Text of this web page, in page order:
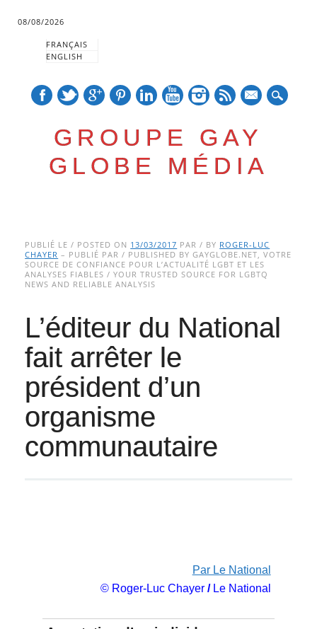
08/08/2026
FRANÇAIS
ENGLISH
GROUPE GAY
GLOBE MÉDIA
Main menu
to
content
PUBLIÉ LE / POSTED ON 13/03/2017 PAR / BY ROGER-LUC
CHAYER – PUBLIÉ PAR / PUBLISHED BY GAYGLOBE.NET, VOTRE
SOURCE DE CONFIANCE POUR L’ACTUALITÉ LGBT ET LES
ANALYSES FIABLES / YOUR TRUSTED SOURCE FOR LGBTQ
NEWS AND RELIABLE ANALYSIS
L’éditeur du National
fait arrêter le
président d’un
organisme
communautaire
Par Le National
© Roger-Luc Chayer/Le National